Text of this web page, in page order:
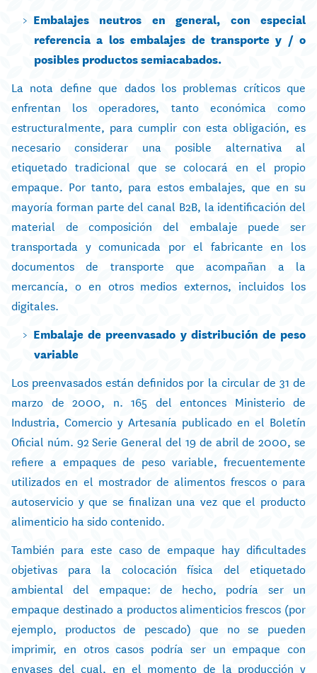
Embalajes neutros en general, con especial
referencia a los embalajes de transporte y / o
posibles productos semiacabados.
La nota define que dados los problemas críticos que
enfrentan los operadores, tanto económica como
estructuralmente, para cumplir con esta obligación, es
necesario considerar una posible alternativa al
etiquetado tradicional que se colocará en el propio
empaque. Por tanto, para estos embalajes, que en su
mayoría forman parte del canal B2B, la identificación del
material de composición del embalaje puede ser
transportada y comunicada por el fabricante en los
documentos de transporte que acompañan a la
mercancía, o en otros medios externos, incluidos los
digitales.
Embalaje de preenvasado y distribución de peso
variable
Los preenvasados están definidos por la circular de 31 de
marzo de 2000, n. 165 del entonces Ministerio de
Industria, Comercio y Artesanía publicado en el Boletín
Oficial núm. 92 Serie General del 19 de abril de 2000, se
refiere a empaques de peso variable, frecuentemente
utilizados en el mostrador de alimentos frescos o para
autoservicio y que se finalizan una vez que el producto
alimenticio ha sido contenido.
También para este caso de empaque hay dificultades
objetivas para la colocación física del etiquetado
ambiental del empaque: de hecho, podría ser un
empaque destinado a productos alimenticios frescos (por
ejemplo, productos de pescado) que no se pueden
imprimir, en otros casos podría ser un empaque con
envases del cual, en el momento de la producción y